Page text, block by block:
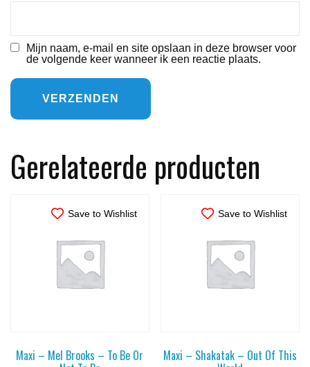
Mijn naam, e-mail en site opslaan in deze browser voor
de volgende keer wanneer ik een reactie plaats.
Gerelateerde producten
Save to Wishlist
Maxi – Mel Brooks – To Be Or
Save to Wishlist
Maxi – Shakatak – Out Of This